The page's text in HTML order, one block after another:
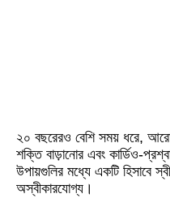
২০ বছরেরও বেশি সময় ধরে,
শক্তি বাড়ানোর এবং কার্ডিও-
উপায়গুলির মধ্যে একটি হিসাবে
অস্বীকারযোগ্য।